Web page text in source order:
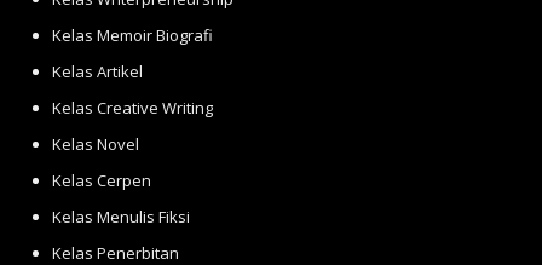
Kelas Memoir Biografi
Kelas Artikel
Kelas Creative Writing
Kelas Novel
Kelas Cerpen
Kelas Menulis Fiksi
Kelas Penerbitan